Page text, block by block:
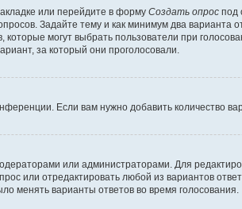
или перейдите в форму Создать опрос под
Задайте тему и как минимум два варианта
которые могут выбрать пользователи при
за который они проголосовали.
Если вам нужно добавить количество
или администраторами. Для
или отредактировать любой из вариантов
менять варианты ответов во время голосования.